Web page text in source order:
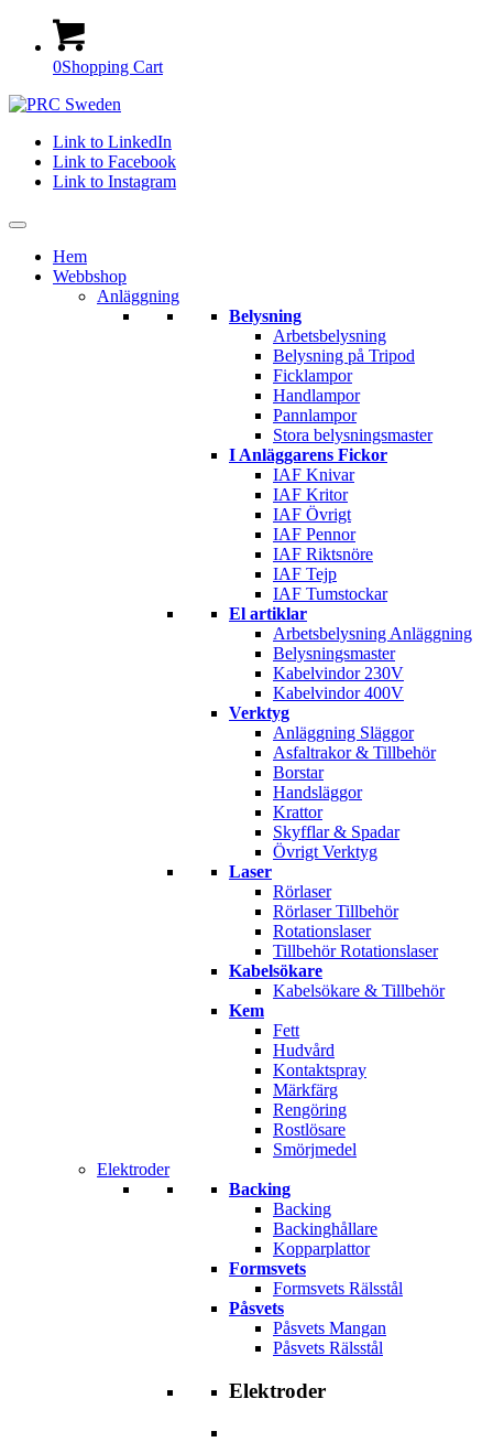
0Shopping Cart
Link to LinkedIn
Link to Facebook
Link to Instagram
Hem
Webbshop
Anläggning
Belysning
Arbetsbelysning
Belysning på Tripod
Ficklampor
Handlampor
Pannlampor
Stora belysningsmaster
I Anläggarens Fickor
IAF Knivar
IAF Kritor
IAF Övrigt
IAF Pennor
IAF Riktsnöre
IAF Tejp
IAF Tumstockar
El artiklar
Arbetsbelysning Anläggning
Belysningsmaster
Kabelvindor 230V
Kabelvindor 400V
Verktyg
Anläggning Släggor
Asfaltrakor & Tillbehör
Borstar
Handsläggor
Krattor
Skyfflar & Spadar
Övrigt Verktyg
Laser
Rörlaser
Rörlaser Tillbehör
Rotationslaser
Tillbehör Rotationslaser
Kabelsökare
Kabelsökare & Tillbehör
Kem
Fett
Hudvård
Kontaktspray
Märkfärg
Rengöring
Rostlösare
Smörjmedel
Elektroder
Backing
Backing
Backinghållare
Kopparplattor
Formsvets
Formsvets Rälsstål
Påsvets
Påsvets Mangan
Påsvets Rälsstål
Elektroder